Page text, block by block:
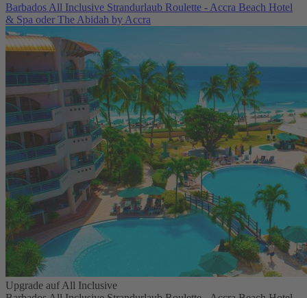
Barbados All Inclusive Strandurlaub Roulette - Accra Beach Hotel
& Spa oder The Abidah by Accra
Upgrade auf All Inclusive